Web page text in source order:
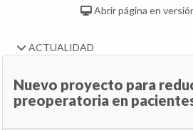
Abrir página en
ACTUALIDAD
Nuevo proyecto para
preoperatoria en